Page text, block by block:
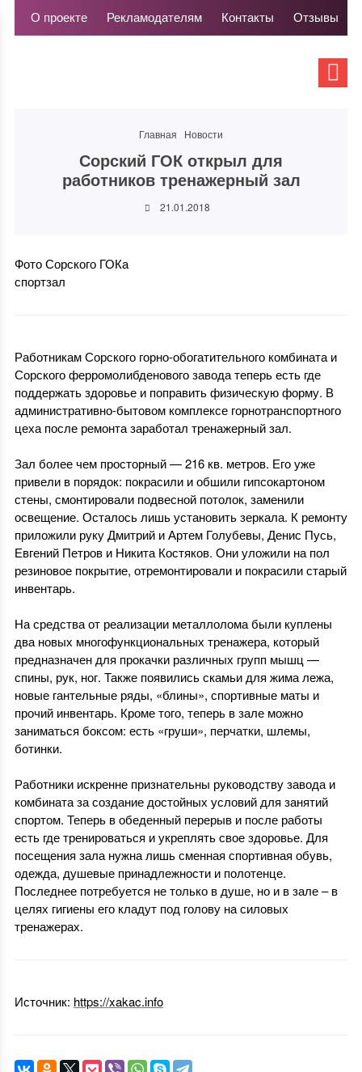
О проекте Рекламодателям Контакты Отзывы
Главная Новости
Сорский ГОК открыл для
работников тренажерный зал
21.01.2018
Фото Сорского ГОКа
спортзал
Работникам Сорского горно-обогатительного комбината и
Сорского ферромолибденового завода теперь есть где
поддержать здоровье и поправить физическую форму. В
административно-бытовом комплексе горнотранспортного
цеха после ремонта заработал тренажерный зал.
Зал более чем просторный — 216 кв. метров. Его уже
привели в порядок: покрасили и обшили гипсокартоном
стены, смонтировали подвесной потолок, заменили
освещение. Осталось лишь установить зеркала. К ремонту
приложили руку Дмитрий и Артем Голубевы, Денис Пусь,
Евгений Петров и Никита Костяков. Они уложили на пол
резиновое покрытие, отремонтировали и покрасили старый
инвентарь.
На средства от реализации металлолома были куплены
два новых многофункциональных тренажера, который
предназначен для прокачки различных групп мышц —
спины, рук, ног. Также появились скамьи для жима лежа,
новые гантельные ряды, «блины», спортивные маты и
прочий инвентарь. Кроме того, теперь в зале можно
заниматься боксом: есть «груши», перчатки, шлемы,
ботинки.
Работники искренне признательны руководству завода и
комбината за создание достойных условий для занятий
спортом. Теперь в обеденный перерыв и после работы
есть где тренироваться и укреплять свое здоровье. Для
посещения зала нужна лишь сменная спортивная обувь,
одежда, душевые принадлежности и полотенце.
Последнее потребуется не только в душе, но и в зале – в
целях гигиены его кладут под голову на силовых
тренажерах.
Источник: https://xakac.info